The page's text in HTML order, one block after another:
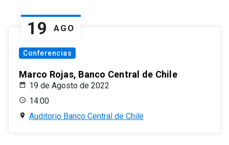
19 AGO
Conferencias
Marco Rojas, Banco Central de Chile
19 de Agosto de 2022
14:00
Auditorio Banco Central de Chile